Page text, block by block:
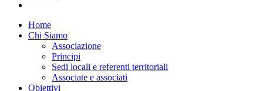
Home
Chi Siamo
Associazione
Principi
Sedi locali e referenti territoriali
Associate e associati
Obiettivi